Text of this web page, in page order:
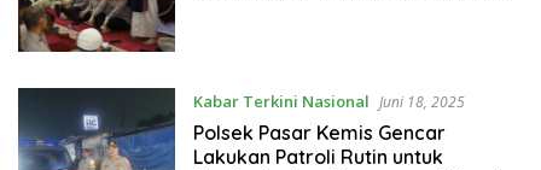
Kabar Terkini Nasional Juni 18, 2025
Polsek Pasar Kemis Gencar
Lakukan Patroli Rutin untuk